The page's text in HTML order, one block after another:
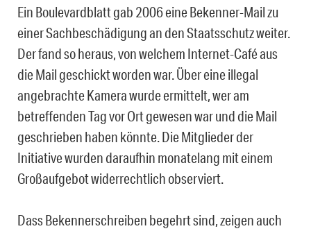
Ein Boulevardblatt gab 2006 eine Bekenner-Mail zu
einer Sachbeschädigung an den Staatsschutz weiter.
Der fand so heraus, von welchem Internet-Café aus
die Mail geschickt worden war. Über eine illegal
angebrachte Kamera wurde ermittelt, wer am
betreffenden Tag vor Ort gewesen war und die Mail
geschrieben haben könnte. Die Mitglieder der
Initiative wurden daraufhin monatelang mit einem
Großaufgebot widerrechtlich observiert.
Dass Bekennerschreiben begehrt sind, zeigen auch